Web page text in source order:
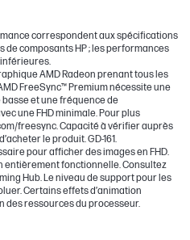
correspondent aux spécifications
composants HP ; les performances
AMD Radeon prenant tous les
FreeSync™ Premium nécessite une
et une fréquence de
une FHD minimale. Pour plus
freesync. Capacité à vérifier auprès
le produit. GD-161.
pour afficher des images en FHD.
entièrement fonctionnelle. Consultez
Hub. Le niveau de support pour les
Certains effets d’animation
des ressources du processeur.